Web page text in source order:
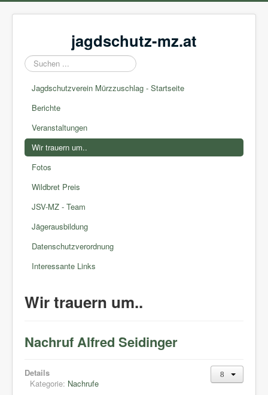
jagdschutz-mz.at
Suchen
...
Jagdschutzverein Mürzzuschlag - Startseite
Berichte
Veranstaltungen
Wir trauern um..
Fotos
Wildbret Preis
JSV-MZ - Team
Jägerausbildung
Datenschutzverordnung
Interessante Links
Wir trauern um..
Nachruf Alfred Seidinger
Details
Kategorie: Nachrufe